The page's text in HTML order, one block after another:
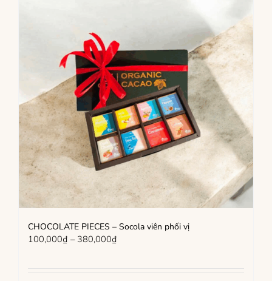
CHOCOLATE PIECES – Socola viên phối vị
100,000₫ – 380,000₫Khoảng
100,000₫